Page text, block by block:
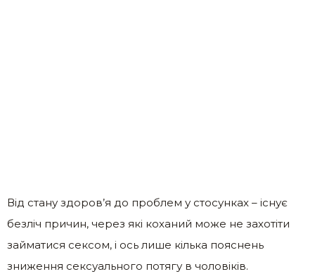
Від стану здоров’я до проблем у стосунках – існує
безліч причин, через які коханий може не захотіти
займатися сексом, і ось лише кілька пояснень
зниження сексуального потягу в чоловіків.